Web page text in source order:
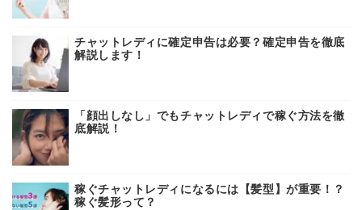
チャットレディに確定申告は必要？確定申告を徹底
解説します！
「顔出しなし」でもチャットレディで稼ぐ方法を徹
底解説！
稼ぐチャットレディになるには【髪型】が重要！？
稼ぐ髪形って？